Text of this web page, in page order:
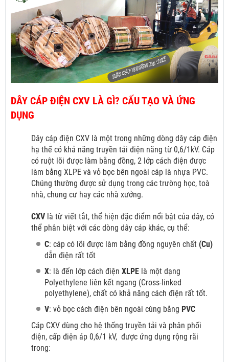
DÂY CÁP ĐIỆN CXV LÀ GÌ? CẤU TẠO VÀ ỨNG
DỤNG
Dây cáp điện CXV là một trong những dòng dây cáp điện
hạ thế có khả năng truyền tải điện năng từ 0,6/1kV. Cáp
có ruột lõi được làm bằng đồng, 2 lớp cách điện được
làm bằng XLPE và vỏ bọc bên ngoài cáp là nhựa PVC.
Chúng thường được sử dụng trong các trường học, toà
nhà, chung cư hay các nhà xưởng.
CXV là từ viết tắt, thể hiện đặc điểm nổi bật của dây, có
thể phân biệt với các dòng dây cáp khác, cụ thể:
C: cáp có lõi được làm bằng đồng nguyên chất (Cu)
dẫn điện rất tốt
X: là đến lớp cách điện XLPE là một dạng
Polyethylene liên kết ngang (Cross-linked
polyethylene), chất có khả năng cách điện rất tốt.
V: vỏ bọc cách điện bên ngoài cùng bằng PVC
Cáp CXV dùng cho hệ thống truyền tải và phân phối
điện, cấp điện áp 0,6/1 kV, được ứng dụng rộng rãi
trong: